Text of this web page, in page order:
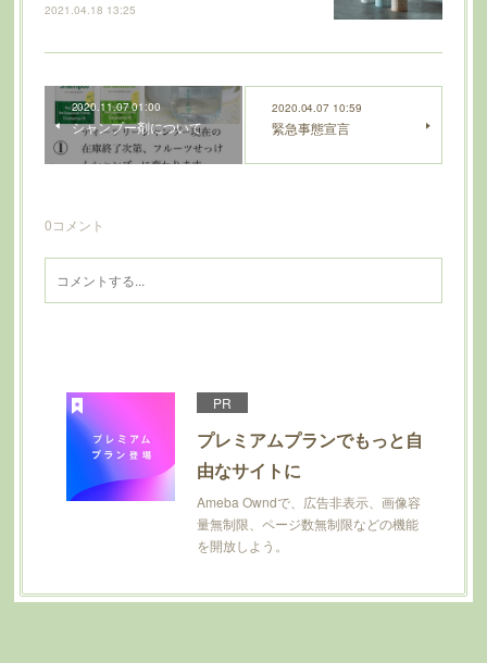
2021.04.18 13:25
2020.11.07 01:00
シャンプー剤について
2020.04.07 10:59
緊急事態宣言
0コメント
PR
プレミアムプランでもっと自
由なサイトに
Ameba Owndで、広告非表示、画像容
量無制限、ページ数無制限などの機能
を開放しよう。